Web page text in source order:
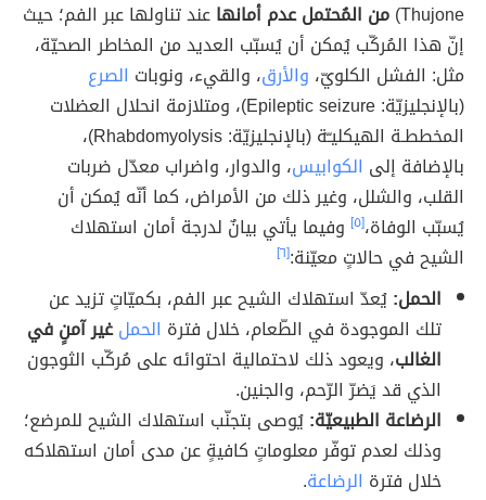
Thujone) من المُحتمل عدم أمانهاعند تناولها عبر الفم؛ حيث
إنّ هذا المُركّب يُمكن أن يُسبّب العديد من المخاطر الصحيّة،
مثل: الفشل الكلويّ، والأرق، والقيء، ونوبات الصرع
(بالإنجليزيّة: Epileptic seizure)، ومتلازمة انحلال العضلات
المخططـة الهيكليـّة (بالإنجليزيّة: Rhabdomyolysis)،
بالإضافة إلى الكوابيس، والدوار، واضراب معدّل ضربات
القلب، والشلل، وغير ذلك من الأمراض، كما أنّه يُمكن أن
يُسبّب الوفاة،[٥]
وفيما يأتي بيانٌ لدرجة أمان استهلاك
الشيح في حالاتٍ معيّنة:[٦]
الحمل:يُعدّ استهلاك الشيح عبر الفم، بكميّاتٍ تزيد عن
تلك الموجودة في الطّعام، خلال فترة الحملغير آمنٍ في
الغالب، ويعود ذلك لاحتمالية احتوائه على مُركّب الثوجون
الذي قد يَضرّ الرّحم، والجنين.
الرضاعة الطبيعيّة:يُوصى بتجنّب استهلاك الشيح للمرضع؛
وذلك لعدم توفّر معلوماتٍ كافيةٍ عن مدى أمان استهلاكه
خلال فترة الرضاعة.